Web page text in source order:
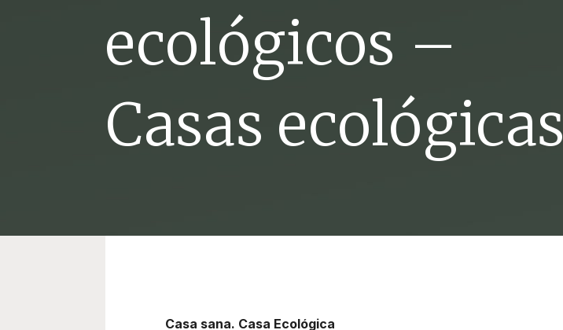
ecológicos –
Casas ecológicas
Casa sana. Casa Ecológica